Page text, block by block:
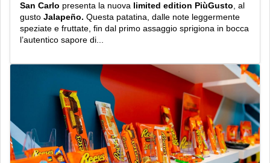
San Carlo presenta la nuova limited edition PiùGusto, al
gusto Jalapeño. Questa patatina, dalle note leggermente
speziate e fruttate, fin dal primo assaggio sprigiona in bocca
l’autentico sapore di...